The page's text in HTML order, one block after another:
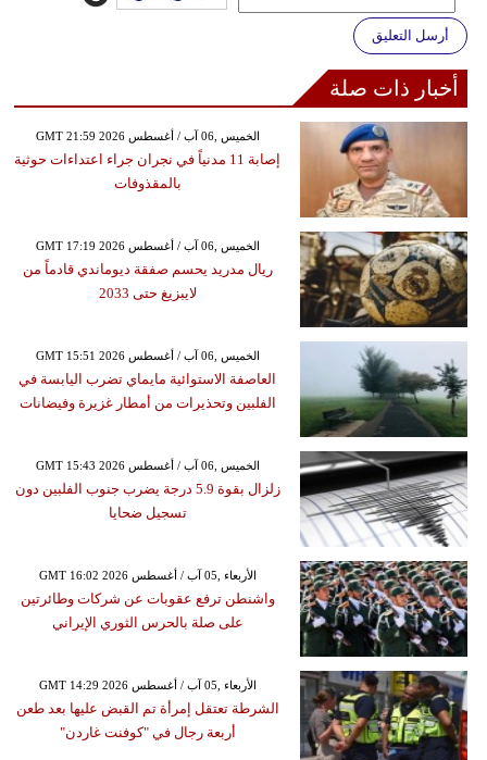
أرسل التعليق
أخبار ذات صلة
GMT 21:59 2026 الخميس ,06 آب / أغسطس
إصابة 11 مدنياً في نجران جراء اعتداءات حوثية
بالمقذوفات
GMT 17:19 2026 الخميس ,06 آب / أغسطس
ريال مدريد يحسم صفقة ديوماندي قادماً من
لايبزيغ حتى 2033
GMT 15:51 2026 الخميس ,06 آب / أغسطس
العاصفة الاستوائية مايماي تضرب اليابسة في
الفلبين وتحذيرات من أمطار غزيرة وفيضانات
GMT 15:43 2026 الخميس ,06 آب / أغسطس
زلزال بقوة 5.9 درجة يضرب جنوب الفلبين دون
تسجيل ضحايا
GMT 16:02 2026 الأربعاء ,05 آب / أغسطس
واشنطن ترفع عقوبات عن شركات وطائرتين
على صلة بالحرس الثوري الإيراني
GMT 14:29 2026 الأربعاء ,05 آب / أغسطس
الشرطة تعتقل إمرأة تم القبض عليها بعد طعن
أربعة رجال في "كوفنت غاردن"